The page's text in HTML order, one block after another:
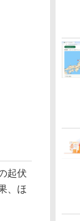
起伏
、ほ